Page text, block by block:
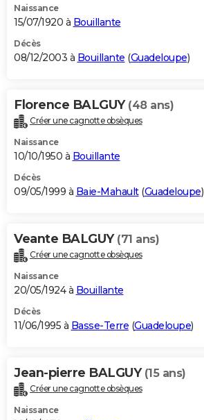
Naissance
15/07/1920 à Bouillante
Décès
08/12/2003 à Bouillante (Guadeloupe)
Florence BALGUY (48 ans)
Créer une cagnotte obsèques
Naissance
10/10/1950 à Bouillante
Décès
09/05/1999 à Baie-Mahault(Guadeloupe)
Veante BALGUY (71 ans)
Créer une cagnotte obsèques
Naissance
20/05/1924 à Bouillante
Décès
11/06/1995 à Basse-Terre (Guadeloupe)
Jean-pierre BALGUY (15 ans)
Créer une cagnotte obsèques
Naissance